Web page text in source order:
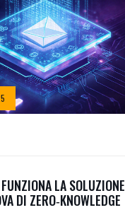
LA SOLUZIONE
DI ZERO‑KNOWLEDGE